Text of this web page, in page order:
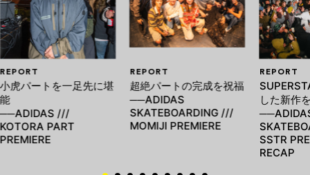
REPORT
小虎パートを一足先に堪
能
──ADIDAS ///
KOTORA PART
PREMIERE
REPORT
超絶パートの完成を祝福
──ADIDAS
SKATEBOARDING ///
MOMIJI PREMIERE
REPORT
した新作
SSTR
RECAP